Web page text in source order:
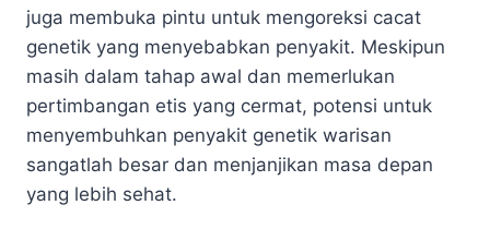
juga membuka pintu untuk mengoreksi cacat
genetik yang menyebabkan penyakit. Meskipun
masih dalam tahap awal dan memerlukan
pertimbangan etis yang cermat, potensi untuk
menyembuhkan penyakit genetik warisan
sangatlah besar dan menjanjikan masa depan
yang lebih sehat.